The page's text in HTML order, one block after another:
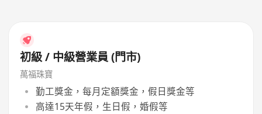
初級 / 中級營業員 (門市)
萬福珠寶
勤工獎金，每月定額獎金，假日獎金等
高達15天年假，生日假，婚假等